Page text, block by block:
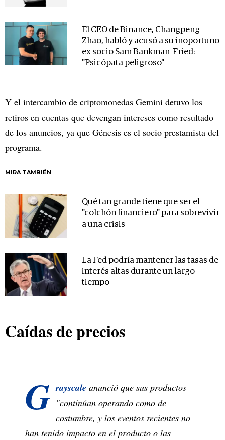
El CEO de Binance, Changpeng
Zhao, habló y acusó a su inoportuno
ex socio Sam Bankman-Fried:
"Psicópata peligroso"
Y el intercambio de criptomonedas Gemini detuvo los
retiros en cuentas que devengan intereses como resultado
de los anuncios, ya que Génesis es el socio prestamista del
programa.
MIRA TAMBIÉN
Qué tan grande tiene que ser el
"colchón financiero" para sobrevivir
a una crisis
La Fed podría mantener las tasas de
interés altas durante un largo
tiempo
Caídas de precios
G rayscale anunció que sus productos
"continúan operando como de
costumbre, y los eventos recientes no
han tenido impacto en el producto o las